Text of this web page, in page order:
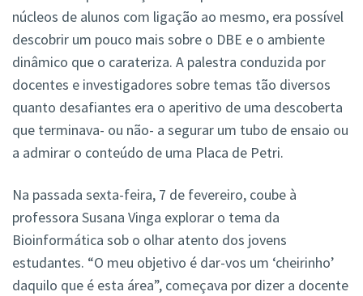
núcleos de alunos com ligação ao mesmo, era possível
descobrir um pouco mais sobre o DBE e o ambiente
dinâmico que o carateriza. A palestra conduzida por
docentes e investigadores sobre temas tão diversos
quanto desafiantes era o aperitivo de uma descoberta
que terminava- ou não- a segurar um tubo de ensaio ou
a admirar o conteúdo de uma Placa de Petri.
Na passada sexta-feira, 7 de fevereiro, coube à
professora Susana Vinga explorar o tema da
Bioinformática sob o olhar atento dos jovens
estudantes. “O meu objetivo é dar-vos um ‘cheirinho’
daquilo que é esta área”, começava por dizer a docente